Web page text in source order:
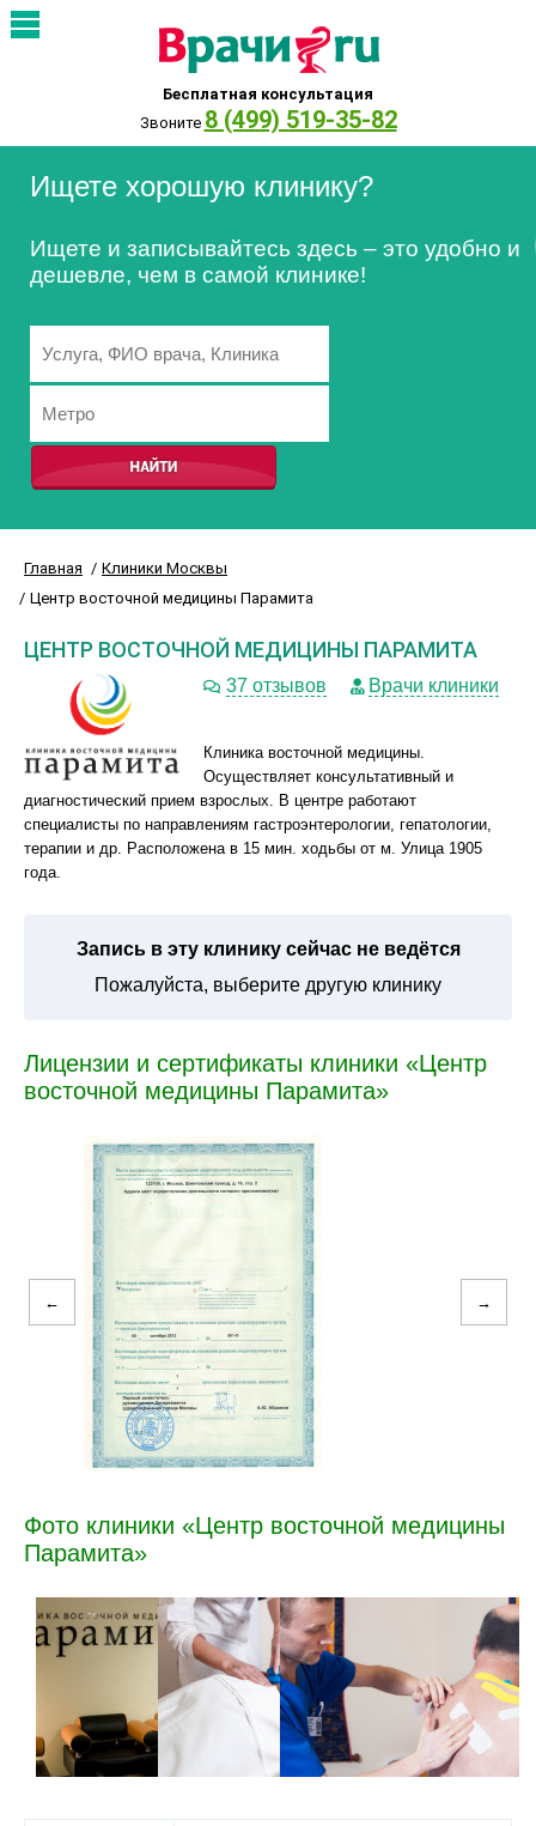
Бесплатная консультация
Звоните 8 (499) 519-35-82
Ищете хорошую клинику?
Ищете и записывайтесь здесь – это удобно и
дешевле, чем в самой клинике!
Главная
Клиники Москвы
Центр восточной медицины Парамита
ЦЕНТР ВОСТОЧНОЙ МЕДИЦИНЫ ПАРАМИТА
37 отзывов Врачи клиники
Клиника восточной медицины.
Осуществляет консультативный и
диагностический прием взрослых. В центре работают
специалисты по направлениям гастроэнтерологии, гепатологии,
терапии и др. Расположена в 15 мин. ходьбы от м. Улица 1905
года.
Запись в эту клинику сейчас не ведётся
Пожалуйста, выберите другую клинику
Лицензии и сертификаты клиники «Центр
восточной медицины Парамита»
← →
Фото клиники «Центр восточной медицины
Парамита»